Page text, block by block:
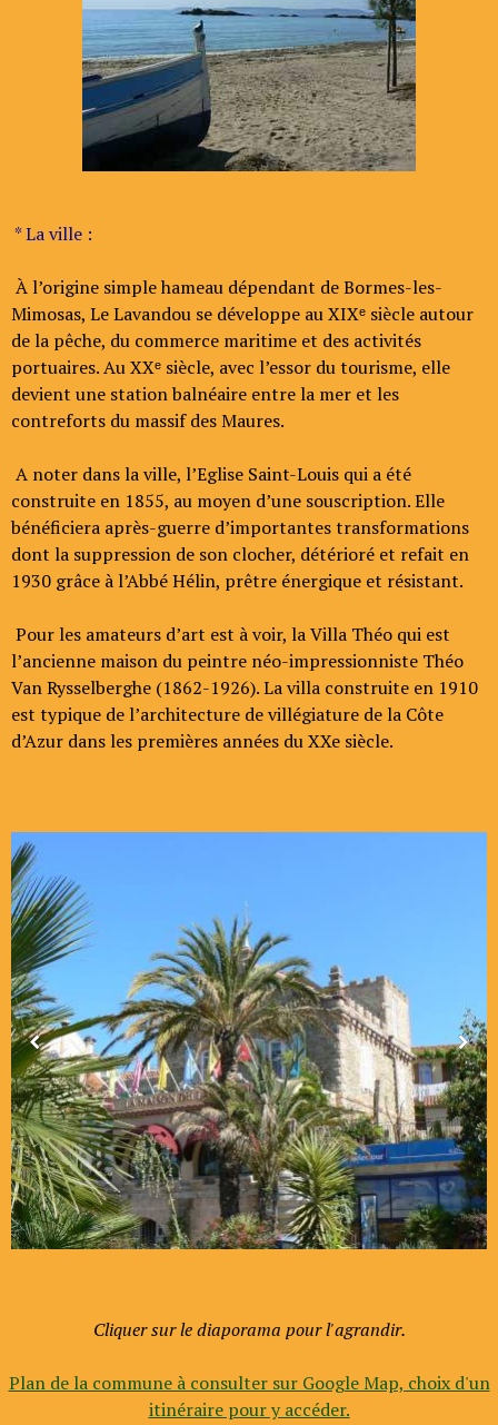
* La ville :
À l’origine simple hameau dépendant de Bormes-les-
Mimosas, Le Lavandou se développe au XIXᵉ siècle autour
de la pêche, du commerce maritime et des activités
portuaires. Au XXᵉ siècle, avec l’essor du tourisme, elle
devient une station balnéaire entre la mer et les
contreforts du massif des Maures.
A noter dans la ville, l’Eglise Saint-Louis qui a été
construite en 1855, au moyen d’une souscription. Elle
bénéficiera après-guerre d’importantes transformations
dont la suppression de son clocher, détérioré et refait en
1930 grâce à l’Abbé Hélin, prêtre énergique et résistant.
Pour les amateurs d’art est à voir, la Villa Théo qui est
l’ancienne maison du peintre néo-impressionniste Théo
Van Rysselberghe (1862-1926). La villa construite en 1910
est typique de l’architecture de villégiature de la Côte
d’Azur dans les premières années du XXe siècle.
Cliquer sur le diaporama pour l'agrandir.
Plan de la commune à consulter sur Google Map, choix d'un
itinéraire pour y accéder.